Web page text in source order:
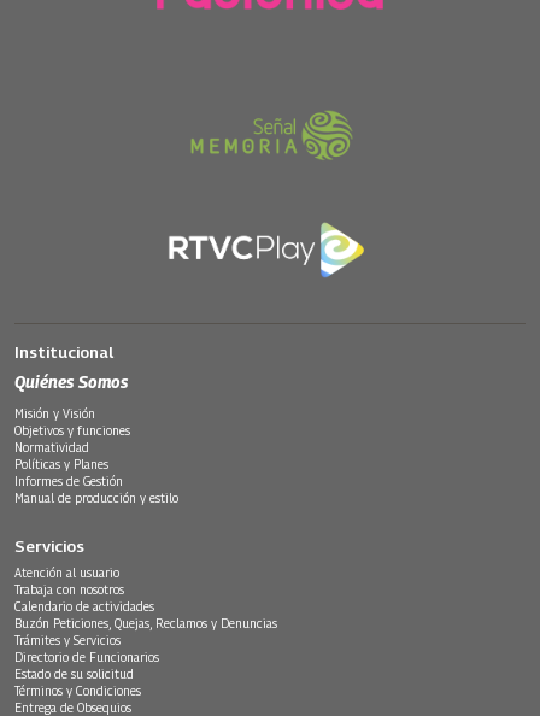
Institucional
Quiénes Somos
Misión y Visión
Objetivos y funciones
Normatividad
Políticas y Planes
Informes de Gestión
Manual de producción y estilo
Servicios
Atención al usuario
Trabaja con nosotros
Calendario de actividades
Buzón Peticiones, Quejas, Reclamos y Denuncias
Trámites y Servicios
Directorio de Funcionarios
Estado de su solicitud
Términos y Condiciones
Entrega de Obsequios